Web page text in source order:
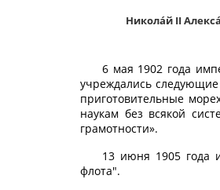
Никола́й II
6 мая 1902 года
учреждались
приготовительные
наукам без всякой
грамотности».
13 июня 1905 года
флота".